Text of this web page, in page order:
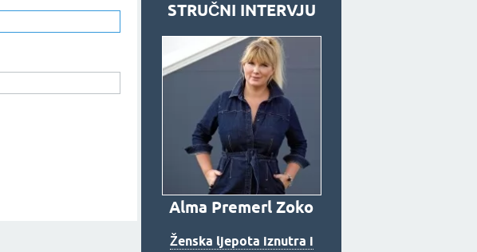
STRUČNI INTERVJU
Alma Premerl Zoko
Ženska ljepota iznutra i